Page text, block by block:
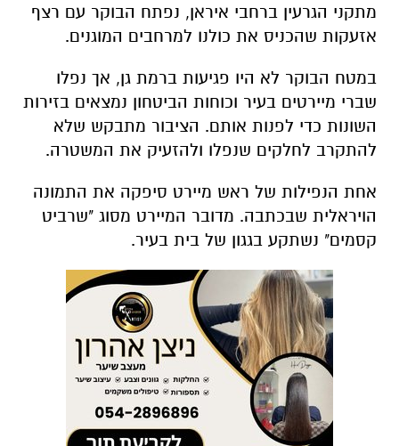
מתקני הגרעין ברחבי איראן, נפתח הבוקר עם רצף
אזעקות שהכניס את כולנו למרחבים המוגנים.
במטח הבוקר לא היו פגיעות ברמת גן, אך נפלו
שברי מיירטים בעיר וכוחות הביטחון נמצאים בזירות
השונות כדי לפנות אותם. הציבור מתבקש שלא
להתקרב לחלקים שנפלו ולהזעיק את המשטרה.
אחת הנפילות של ראש מיירט סיפקה את התמונה
הויראלית שבכתבה. מדובר המיירט מסוג "שרביט
קסמים" נשתקע בגגון של בית בעיר.